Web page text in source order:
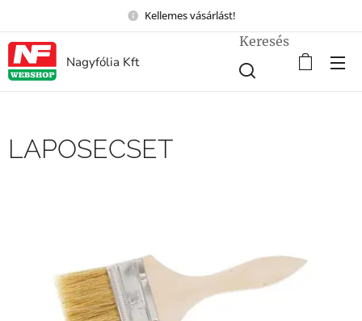
Kellemes vásárlást!
Nagyfólia Kft
Keresés
LAPOSECSET